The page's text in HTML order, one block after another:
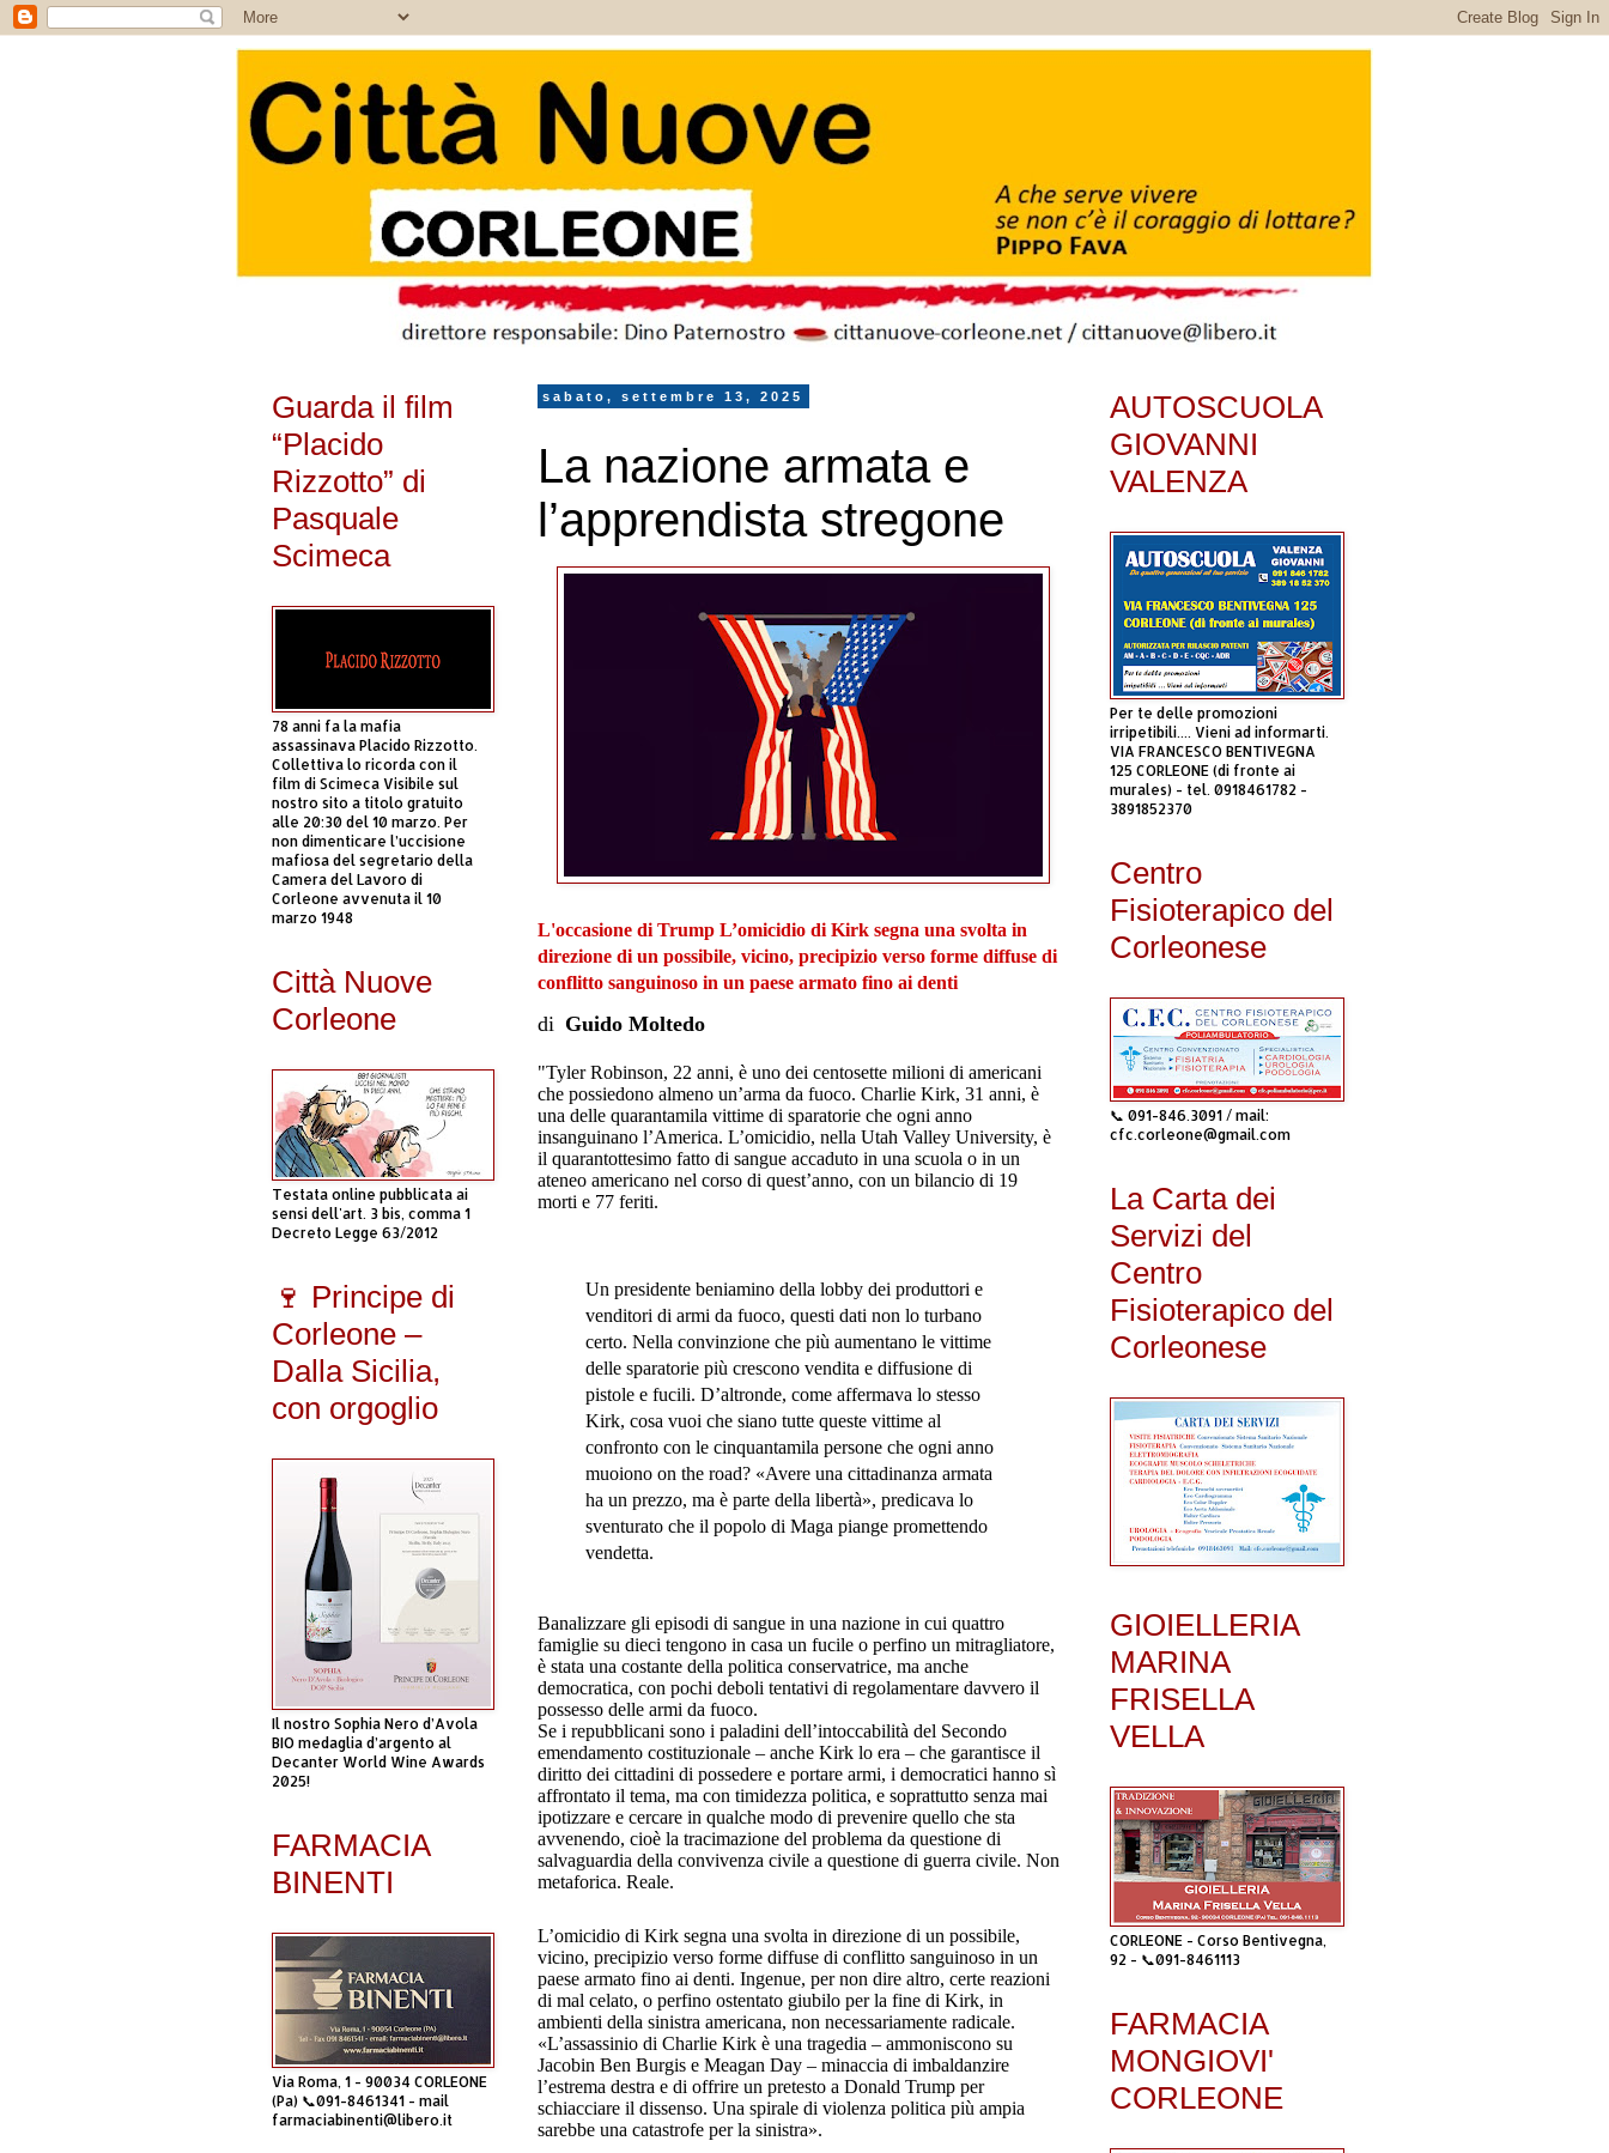
sabato, settembre 13, 2025
La nazione armata e
l’apprendista stregone
L'occasione di Trump L’omicidio di Kirk segna una svolta in
direzione di un possibile, vicino, precipizio verso forme diffuse di
conflitto sanguinoso in un paese armato fino ai denti
di Guido Moltedo
"Tyler Robinson, 22 anni, è uno dei centosette milioni di americani
che possiedono almeno un’arma da fuoco. Charlie Kirk, 31 anni, è
una delle quarantamila vittime di sparatorie che ogni anno
insanguinano l’America. L’omicidio, nella Utah Valley University, è
il quarantottesimo fatto di sangue accaduto in una scuola o in un
ateneo americano nel corso di quest’anno, con un bilancio di 19
morti e 77 feriti.
Un presidente beniamino della lobby dei produttori e
venditori di armi da fuoco, questi dati non lo turbano
certo. Nella convinzione che più aumentano le vittime
delle sparatorie più crescono vendita e diffusione di
pistole e fucili. D’altronde, come affermava lo stesso
Kirk, cosa vuoi che siano tutte queste vittime al
confronto con le cinquantamila persone che ogni anno
muoiono on the road? «Avere una cittadinanza armata
ha un prezzo, ma è parte della libertà», predicava lo
sventurato che il popolo di Maga piange promettendo
vendetta.
Banalizzare gli episodi di sangue in una nazione in cui quattro
famiglie su dieci tengono in casa un fucile o perfino un mitragliatore,
è stata una costante della politica conservatrice, ma anche
democratica, con pochi deboli tentativi di regolamentare davvero il
possesso delle armi da fuoco.
Se i repubblicani sono i paladini dell’intoccabilità del Secondo
emendamento costituzionale – anche Kirk lo era – che garantisce il
diritto dei cittadini di possedere e portare armi, i democratici hanno sì
affrontato il tema, ma con timidezza politica, e soprattutto senza mai
ipotizzare e cercare in qualche modo di prevenire quello che sta
avvenendo, cioè la tracimazione del problema da questione di
salvaguardia della convivenza civile a questione di guerra civile. Non
metaforica. Reale.
L’omicidio di Kirk segna una svolta in direzione di un possibile,
vicino, precipizio verso forme diffuse di conflitto sanguinoso in un
paese armato fino ai denti. Ingenue, per non dire altro, certe reazioni
di mal celato, o perfino ostentato giubilo per la fine di Kirk, in
ambienti della sinistra americana, non necessariamente radicale.
«L’assassinio di Charlie Kirk è una tragedia – ammoniscono su
Jacobin Ben Burgis e Meagan Day – minaccia di imbaldanzire
l’estrema destra e di offrire un pretesto a Donald Trump per
schiacciare il dissenso. Una spirale di violenza politica più ampia
sarebbe una catastrofe per la sinistra».
Guarda il film
“Placido
Rizzotto” di
Pasquale
Scimeca
78 anni fa la mafia
assassinava Placido Rizzotto.
Collettiva lo ricorda con il
film di Scimeca Visibile sul
nostro sito a titolo gratuito
alle 20:30 del 10 marzo. Per
non dimenticare l’uccisione
mafiosa del segretario della
Camera del Lavoro di
Corleone avvenuta il 10
marzo 1948
Città Nuove
Corleone
Testata online pubblicata ai
sensi dell'art. 3 bis, comma 1
Decreto Legge 63/2012
🍷 Principe di
Corleone –
Dalla Sicilia,
con orgoglio
Il nostro Sophia Nero d’Avola
BIO medaglia d’argento al
Decanter World Wine Awards
2025!
FARMACIA
BINENTI
Via Roma, 1 - 90034 CORLEONE
(Pa) 📞091-8461341 - mail
farmaciabinenti@libero.it
AUTOSCUOLA
GIOVANNI
VALENZA
Per te delle promozioni
irripetibili.... Vieni ad informarti.
VIA FRANCESCO BENTIVEGNA
125 CORLEONE (di fronte ai
murales) - tel. 0918461782 -
3891852370
Centro
Fisioterapico del
Corleonese
📞 091-846.3091 / mail:
cfc.corleone@gmail.com
La Carta dei
Servizi del
Centro
Fisioterapico del
Corleonese
GIOIELLERIA
MARINA
FRISELLA
VELLA
CORLEONE - Corso Bentivegna,
92 - 📞091-8461113
FARMACIA
MONGIOVI'
CORLEONE